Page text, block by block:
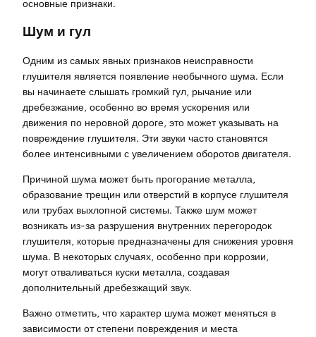
основные признаки.
Шум и гул
Одним из самых явных признаков неисправности
глушителя является появление необычного шума. Если
вы начинаете слышать громкий гул, рычание или
дребезжание, особенно во время ускорения или
движения по неровной дороге, это может указывать на
повреждение глушителя. Эти звуки часто становятся
более интенсивными с увеличением оборотов двигателя.
Причиной шума может быть прогорание металла,
образование трещин или отверстий в корпусе глушителя
или трубах выхлопной системы. Также шум может
возникать из-за разрушения внутренних перегородок
глушителя, которые предназначены для снижения уровня
шума. В некоторых случаях, особенно при коррозии,
могут отваливаться куски металла, создавая
дополнительный дребезжащий звук.
Важно отметить, что характер шума может меняться в
зависимости от степени повреждения и места